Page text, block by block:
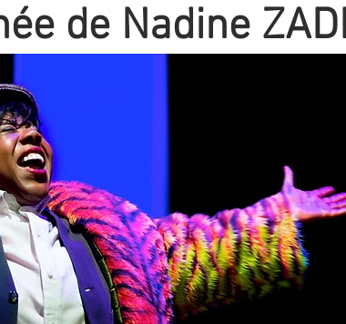
de Nadine